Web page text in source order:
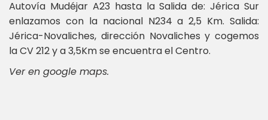
Autovía Mudéjar A23 hasta la Salida de: Jérica Sur
enlazamos con la nacional N234 a 2,5 Km. Salida:
Jérica-Novaliches, dirección Novaliches y cogemos
la CV 212 y a 3,5Km se encuentra el Centro.
Ver en google maps.